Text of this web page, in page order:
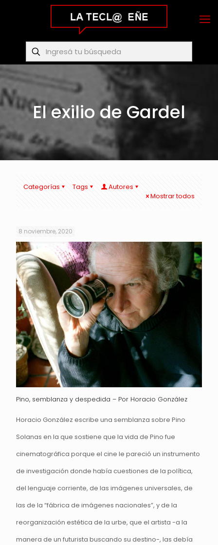
El exilio de Gardel
Categorías Tags
Autores
Mostrar todos
8 noviembre, 2020
Pino, semblanza y despedida – Por Horacio González
Horacio González escribe una semblanza sobre Pino
Solanas en la que sostiene que la vida de Pino fue
cinematográfica porque el cine le pareció un instrumento
de investigación donde había cuestiones de la política,
del lenguaje corriente, de las imágenes universales, de
las de la “fábrica de imágenes nacionales”, y de la
reorganización estética de la urbe, que el artista -a la
manera de un futurista buscando su destino-, las debía